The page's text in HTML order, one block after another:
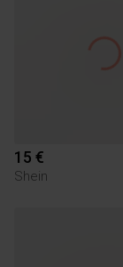
15 €
Shein